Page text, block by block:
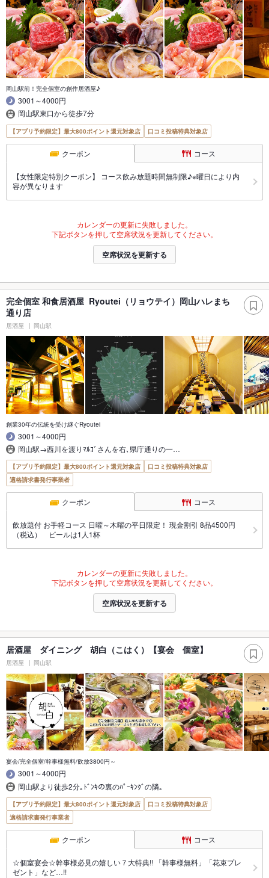
岡山駅前！完全個室の創作居酒屋♪
3001～4000円
岡山駅東口から徒歩7分
【アプリ予約限定】最大800ポイント還元対象店 口コミ投稿特典対象店
クーポン コース
【女性限定特別クーポン】 コース飲み放題時間無制限♪※曜日により内
容が異なります
カレンダーの更新に失敗しました。
下記ボタンを押して空席状況を更新してください。
空席状況を更新する
完全個室 和食居酒屋 Ryoutei（リョウテイ）岡山ハレまち
通り店
居酒屋 岡山駅
創業30年の伝統を受け継ぐRyoutei
3001～4000円
岡山駅→西川を渡りﾏﾙｺﾞさんを右､県庁通りの一…
【アプリ予約限定】最大800ポイント還元対象店
口コミ投稿特典対象店
適格請求書発行事業者
クーポン コース
飲放題付 お手軽コース 日曜～木曜の平日限定！ 現金割引 8品4500円
（税込） ビールは1人1杯
カレンダーの更新に失敗しました。
下記ボタンを押して空席状況を更新してください。
空席状況を更新する
居酒屋 ダイニング 胡白（こはく）【宴会 個室】
居酒屋 岡山駅
宴会/完全個室/幹事様無料/飲放3800円～
3001～4000円
岡山駅より徒歩2分｡ﾄﾞﾝｷの裏のﾊﾟｰｷﾝｸﾞの隣｡
【アプリ予約限定】最大800ポイント還元対象店
口コミ投稿特典対象店
適格請求書発行事業者
クーポン コース
☆個室宴会☆幹事様必見の嬉しい７大特典!! 「幹事様無料」「花束プレ
ゼント」など…!!